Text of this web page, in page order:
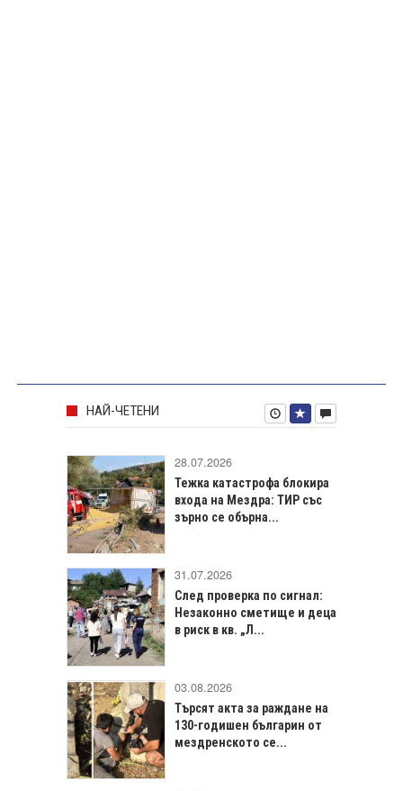
НАЙ-ЧЕТЕНИ
28.07.2026
Тежка катастрофа блокира
входа на Мездра: ТИР със
зърно се обърна...
31.07.2026
След проверка по сигнал:
Незаконно сметище и деца
в риск в кв. „Л...
03.08.2026
Търсят акта за раждане на
130-годишен българин от
мездренското се...